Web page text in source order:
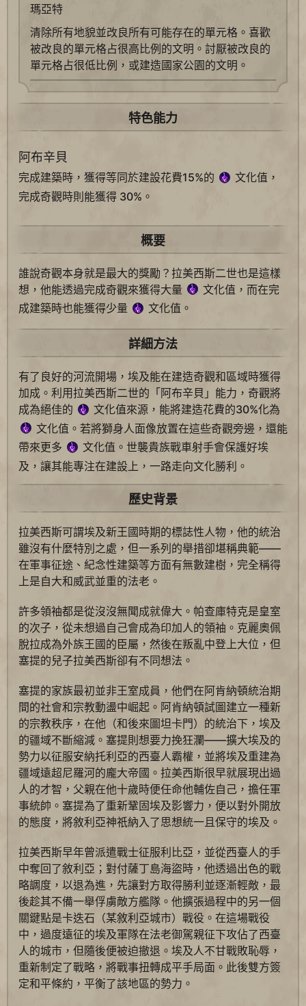
瑪亞特
清除所有地貌並改良所有可能存在的單元格。喜歡
被改良的單元格占很高比例的文明。討厭被改良的
單元格占很低比例，或建造國家公園的文明。
特色能力
阿布辛貝
完成建築時，獲得等同於建設花費15%的
文化值，
完成奇觀時則能獲得 30%。
概要
誰說奇觀本身就是最大的獎勵？拉美西斯二世也是這樣
想，他能透過完成奇觀來獲得大量
文化值，而在完
成建築時也能獲得少量
文化值。
詳細方法
有了良好的河流開場，埃及能在建造奇觀和區域時獲得
加成。利用拉美西斯二世的「阿布辛貝」能力，奇觀將
成為絕佳的
文化值來源，能將建造花費的30%化為
文化值。若將獅身人面像放置在這些奇觀旁邊，還能
帶來更多
文化值。世襲貴族戰車射手會保護好埃
及，讓其能專注在建設上，一路走向文化勝利。
歷史背景
拉美西斯可謂埃及新王國時期的標誌性人物，他的統治
雖沒有什麼特別之處，但一系列的舉措卻堪稱典範——
在軍事征途、紀念性建築等方面有無數建樹，完全稱得
上是自大和威武並重的法老。
許多領袖都是從沒沒無聞成就偉大。帕查庫特克是皇室
的次子，從未想過自己會成為印加人的領袖。克麗奧佩
脫拉成為外族王國的臣屬，然後在叛亂中登上大位，但
塞提的兒子拉美西斯卻有不同想法。
塞提的家族最初並非王室成員，他們在阿肯納頓統治期
間的社會和宗教動盪中崛起。阿肯納頓試圖建立一種新
的宗教秩序，在他（和後來圖坦卡門）的統治下，埃及
的疆域不斷縮減。塞提則想要力挽狂瀾——擴大埃及的
勢力以征服安納托利亞的西臺人霸權，並將埃及重建為
疆域遠超尼羅河的龐大帝國。拉美西斯很早就展現出過
人的才智，父親在他十歲時便任命他輔佐自己，擔任軍
事統帥。塞提為了重新鞏固埃及影響力，便以對外開放
的態度，將敘利亞神祇納入了思想統一且保守的埃及。
拉美西斯早年曾派遣戰士征服利比亞，並從西臺人的手
中奪回了敘利亞；對付薩丁島海盜時，他透過出色的戰
略調度，以退為進，先讓對方取得勝利並逐漸輕敵，最
後趁其不備一舉俘虜敵方艦隊。他擴張過程中的另一個
關鍵點是卡迭石（某敘利亞城市）戰役。在這場戰役
中，過度遠征的埃及軍隊在法老御駕親征下攻佔了西臺
人的城市，但隨後便被迫撤退。埃及人不甘戰敗恥辱，
重新制定了戰略，將戰事扭轉成平手局面。此後雙方簽
定和平條約，平衡了該地區的勢力。